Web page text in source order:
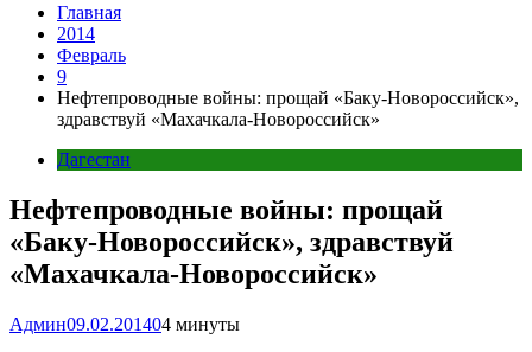
Главная
2014
Февраль
9
Нефтепроводные войны: прощай «Баку-Новороссийск»,
здравствуй «Махачкала-Новороссийск»
Дагестан
Нефтепроводные войны: прощай
«Баку-Новороссийск», здравствуй
«Махачкала-Новороссийск»
Админ09.02.201404 минуты